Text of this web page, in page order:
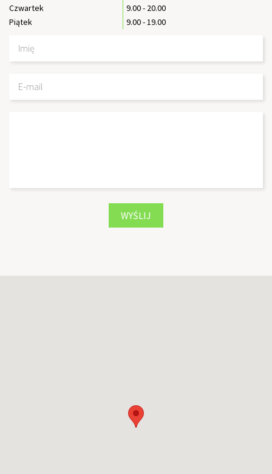
Czwartek
9.00 - 20.00
Piątek
9.00 - 19.00